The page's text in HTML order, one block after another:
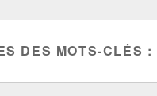
DES MOTS-CLÉS :